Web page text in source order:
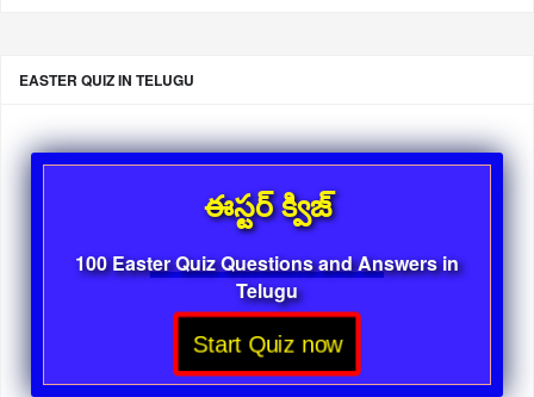
EASTER QUIZ IN TELUGU
ఈస్టర్ క్విజ్
100 Easter Quiz Questions and Answers in
Telugu
Start Quiz now